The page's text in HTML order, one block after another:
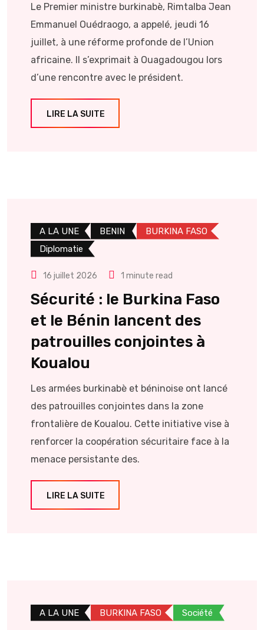
Le Premier ministre burkinabè, Rimtalba Jean
Emmanuel Ouédraogo, a appelé, jeudi 16
juillet, à une réforme profonde de l’Union
africaine. Il s’exprimait à Ouagadougou lors
d’une rencontre avec le président.
LIRE LA SUITE
A LA UNE BENIN
BURKINA FASO
Diplomatie
16 juillet 2026 1 minute read
Sécurité : le Burkina Faso
et le Bénin lancent des
patrouilles conjointes à
Koualou
Les armées burkinabè et béninoise ont lancé
des patrouilles conjointes dans la zone
frontalière de Koualou. Cette initiative vise à
renforcer la coopération sécuritaire face à la
menace persistante des.
LIRE LA SUITE
A LA UNE BURKINA FASO Société